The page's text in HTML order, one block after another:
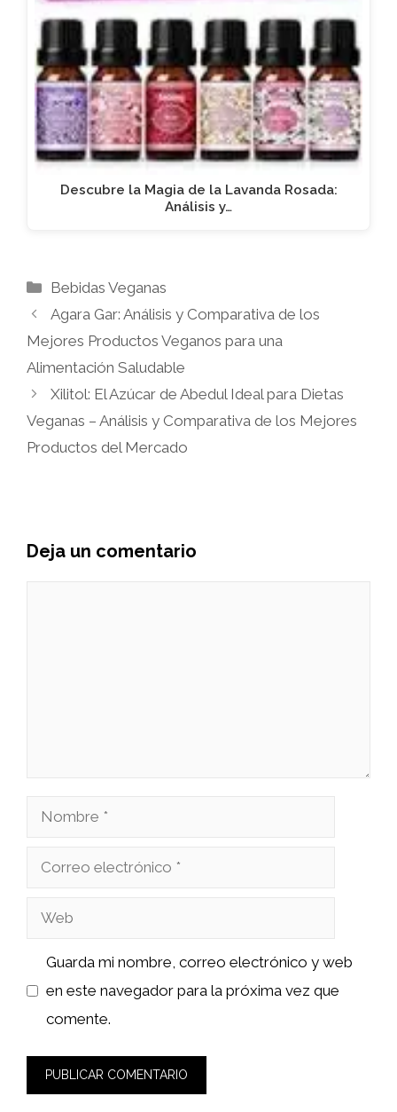
Descubre la Magia de la Lavanda Rosada:
Análisis y…
Categorías
Bebidas Veganas
Agara Gar: Análisis y Comparativa de los
Mejores Productos Veganos para una
Alimentación Saludable
Xilitol: El Azúcar de Abedul Ideal para Dietas
Veganas – Análisis y Comparativa de los Mejores
Productos del Mercado
Deja un comentario
Nombre
Correo
Web
Guarda mi nombre, correo electrónico y web
en este navegador para la próxima vez que
comente.